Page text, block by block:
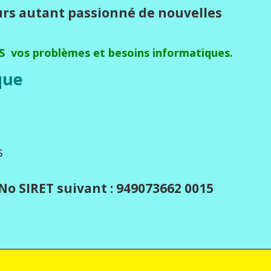
autant passionné de nouvelles
vos problèmes et besoins informatiques.
suivant : 949073662 0015